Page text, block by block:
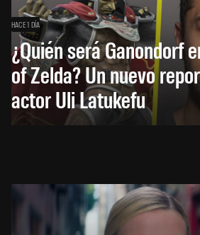
HACE 1 DÍA
¿Quién será Ganondorf
of Zelda? Un nuevo
actor Uli Latukefu